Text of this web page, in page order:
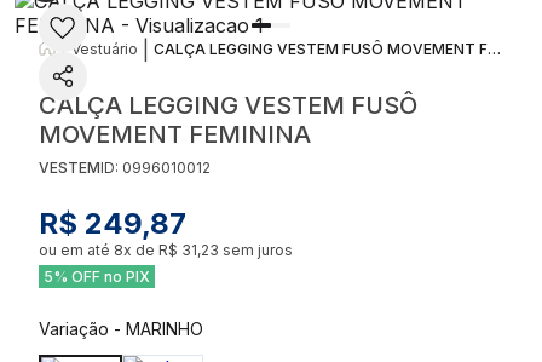
Vestuário CALÇA LEGGING VESTEM FUSÔ MOVEMENT FEMININA
CALÇA LEGGING VESTEM FUSÔ
MOVEMENT FEMININA
VESTEMID: 0996010012
R$ 249,87
ou em até 8x de R$ 31,23 sem juros
5% OFF no PIX
Variação - MARINHO